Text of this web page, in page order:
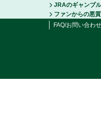
JRAのギャンブ
ファンからの悪
FAQ/お問い合わせ